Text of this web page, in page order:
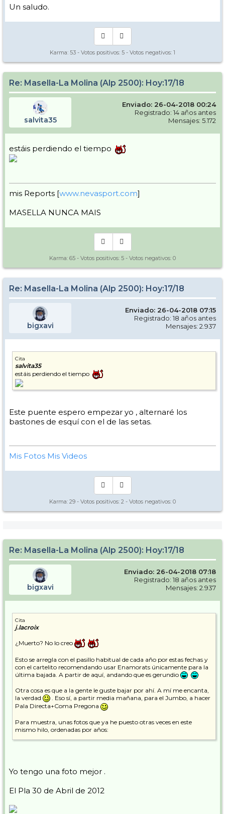
Un saludo.
Karma: 53 - Votos positivos: 5 - Votos negativos: 1
Re: Masella-La Molina (Alp 2500): Hoy:17/18
salvita35
Enviado: 26-04-2018 00:24
Registrado: 14 años antes
Mensajes: 5.172
estáis perdiendo el tiempo
mis Reports [www.nevasport.com]
MASELLA NUNCA MAIS
Karma: 65 - Votos positivos: 5 - Votos negativos: 0
Re: Masella-La Molina (Alp 2500): Hoy:17/18
bigxavi
Enviado: 26-04-2018 07:15
Registrado: 18 años antes
Mensajes: 2.937
Cita
salvita35
estáis perdiendo el tiempo
Este puente espero empezar yo , alternaré los
bastones de esquí con el de las setas.
Mis Fotos Mis Videos
Karma: 29 - Votos positivos: 2 - Votos negativos: 0
Re: Masella-La Molina (Alp 2500): Hoy:17/18
bigxavi
Enviado: 26-04-2018 07:18
Registrado: 18 años antes
Mensajes: 2.937
Cita
j.lacroix
¿Muerto? No lo creo
Esto se arregla con el pasillo habitual de cada año por estas fechas y
con el cartelito recomendando usar Enamorats únicamente para la
última bajada. A partir de aquí, andando que es gerundio
Otra cosa es que a la gente le guste bajar por ahí. A mí me encanta,
la verdad
. Eso sí, a partir media mañana, para el Jumbo, a hacer
Pala Directa+Coma Pregona
Para muestra, unas fotos que ya he puesto otras veces en este
mismo hilo, ordenadas por años:
El pasillo, 10 de mayo de 2009
2010
Yo tengo una foto mejor .
El Pla 30 de Abril de 2012